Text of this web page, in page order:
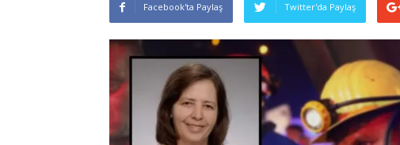
Facebook'ta Paylaş Twitter'da Paylaş